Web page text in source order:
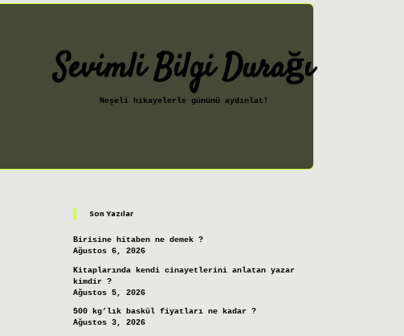
Sevimli Bilgi Durağı
Neşeli hikayelerle gününü aydınlat!
Son Yazılar
Birisine hitaben ne demek ?
Ağustos 6, 2026
Kitaplarında kendi cinayetlerini anlatan yazar
kimdir ?
Ağustos 5, 2026
500 kg’lık baskül fiyatları ne kadar ?
Ağustos 3, 2026